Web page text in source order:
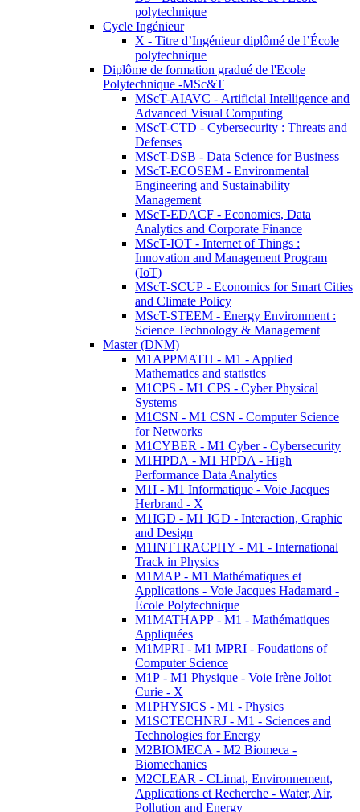
polytechnique
Cycle Ingénieur
X - Titre d’Ingénieur diplômé de l’École
polytechnique
Diplôme de formation gradué de l'Ecole
Polytechnique -MSc&T
MScT-AIAVC - Artificial Intelligence and
Advanced Visual Computing
MScT-CTD - Cybersecurity : Threats and
Defenses
MScT-DSB - Data Science for Business
MScT-ECOSEM - Environmental
Engineering and Sustainability
Management
MScT-EDACF - Economics, Data
Analytics and Corporate Finance
MScT-IOT - Internet of Things :
Innovation and Management Program
(IoT)
MScT-SCUP - Economics for Smart Cities
and Climate Policy
MScT-STEEM - Energy Environment :
Science Technology & Management
Master (DNM)
M1APPMATH - M1 - Applied
Mathematics and statistics
M1CPS - M1 CPS - Cyber Physical
Systems
M1CSN - M1 CSN - Computer Science
for Networks
M1CYBER - M1 Cyber - Cybersecurity
M1HPDA - M1 HPDA - High
Performance Data Analytics
M1I - M1 Informatique - Voie Jacques
Herbrand - X
M1IGD - M1 IGD - Interaction, Graphic
and Design
M1INTTRACPHY - M1 - International
Track in Physics
M1MAP - M1 Mathématiques et
Applications - Voie Jacques Hadamard -
École Polytechnique
M1MATHAPP - M1 - Mathématiques
Appliquées
M1MPRI - M1 MPRI - Foudations of
Computer Science
M1P - M1 Physique - Voie Irène Joliot
Curie - X
M1PHYSICS - M1 - Physics
M1SCTECHNRJ - M1 - Sciences and
Technologies for Energy
M2BIOMECA - M2 Biomeca -
Biomechanics
M2CLEAR - CLimat, Environnement,
Applications et Recherche - Water, Air,
Pollution and Energy